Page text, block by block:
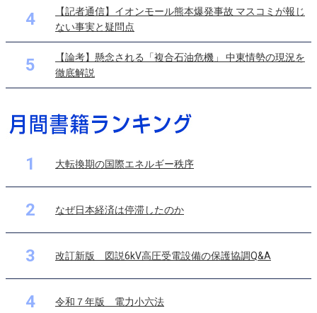
4
【記者通信】イオンモール熊本爆発事故 マスコミが報じ
ない事実と疑問点
5
【論考】懸念される「複合石油危機」 中東情勢の現況を
徹底解説
1 大転換期の国際エネルギー秩序
2 なぜ日本経済は停滞したのか
3 改訂新版 図説6kV高圧受電設備の保護協調Q&A
4 令和７年版 電力小六法